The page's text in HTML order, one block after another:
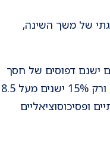
של משך השינה,
בלילה, ברוב המתבגרים ישנם דפוסים של חסך
שינה מצטבר. מספר מחקרים הראו, שקרוב ל- 27% מהמתבגרים ישנים פחות מ-6.5 שעות בלילה, ורק 15% ישנים מעל 8.5
ופסיכוסוציאליים